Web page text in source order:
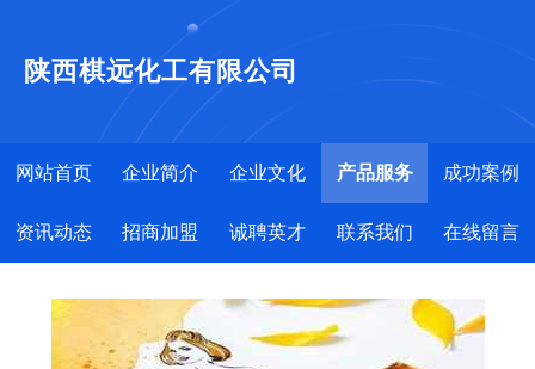
陕西棋远化工有限公司
网站首页 企业简介 企业文化 产品服务 成功案例
资讯动态 招商加盟 诚聘英才 联系我们 在线留言